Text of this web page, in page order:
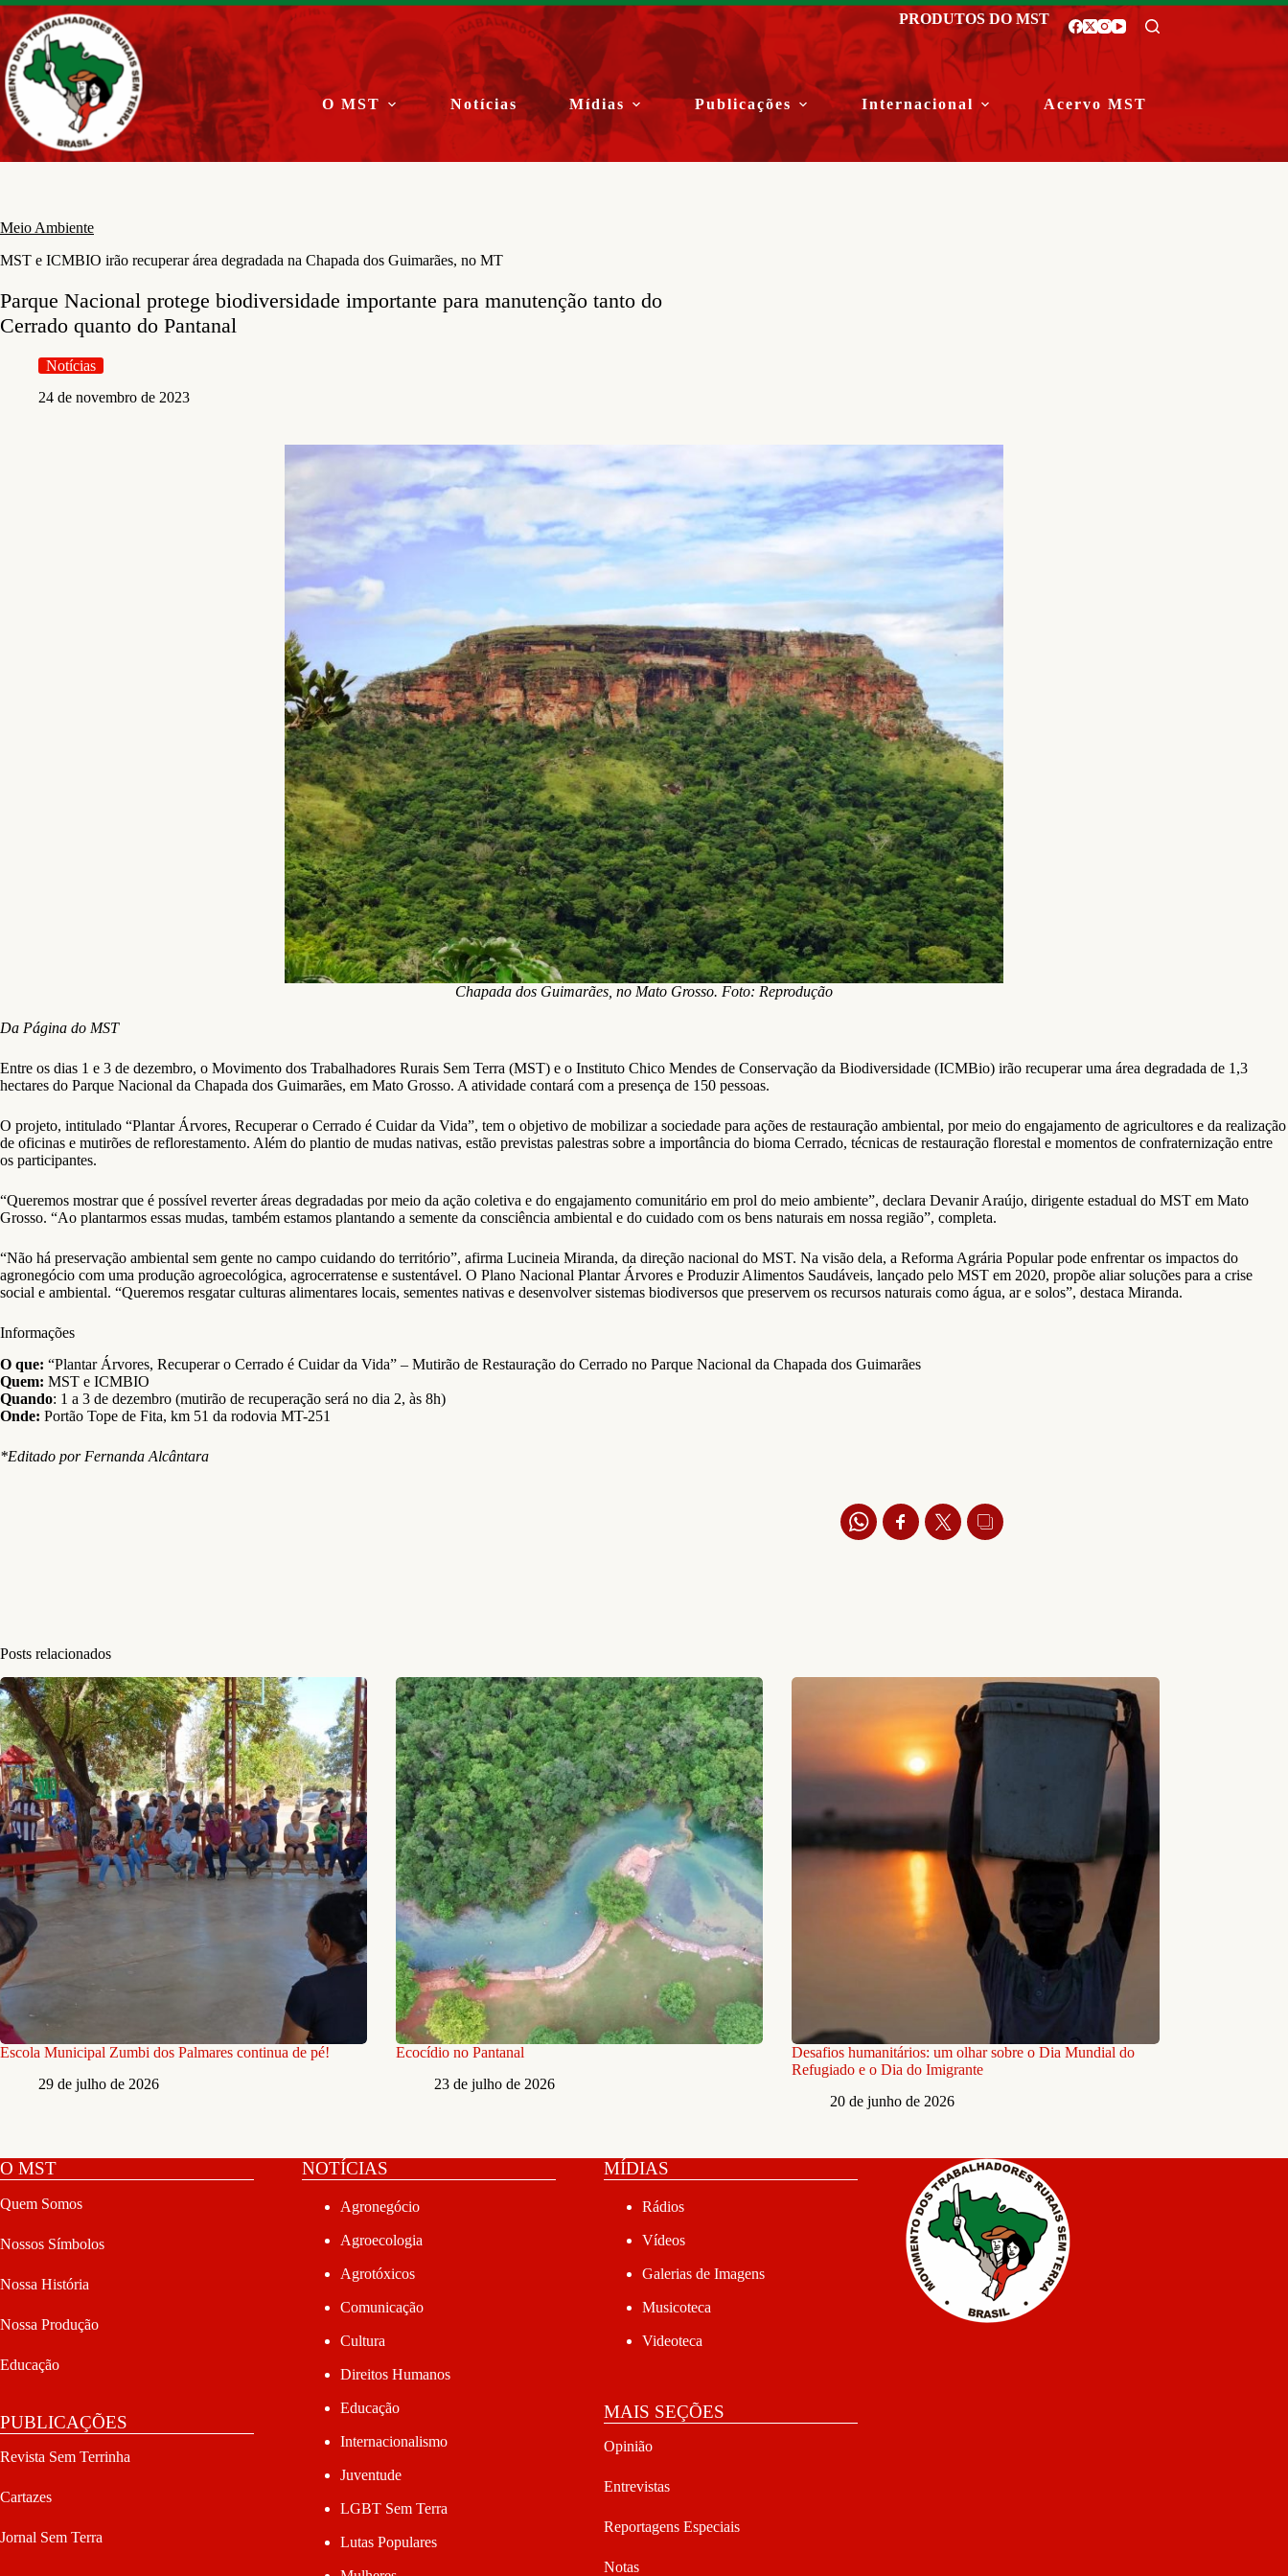
Pular
para
o
conteúdo
PRODUTOS DO MST
O MST Notícias Mídias Publicações Internacional Acervo MST
Meio Ambiente
MST e ICMBIO irão recuperar área degradada na Chapada dos Guimarães, no MT
Parque Nacional protege biodiversidade importante para manutenção tanto do
Cerrado quanto do Pantanal
Notícias
24 de novembro de 2023
Chapada dos Guimarães, no Mato Grosso. Foto: Reprodução
Da Página do MST
Entre os dias 1 e 3 de dezembro, o Movimento dos Trabalhadores Rurais Sem Terra (MST) e o Instituto Chico Mendes de Conservação da Biodiversidade (ICMBio) irão recuperar uma área degradada de 1,3
hectares do Parque Nacional da Chapada dos Guimarães, em Mato Grosso. A atividade contará com a presença de 150 pessoas.
O projeto, intitulado “Plantar Árvores, Recuperar o Cerrado é Cuidar da Vida”, tem o objetivo de mobilizar a sociedade para ações de restauração ambiental, por meio do engajamento de agricultores e da realização
de oficinas e mutirões de reflorestamento. Além do plantio de mudas nativas, estão previstas palestras sobre a importância do bioma Cerrado, técnicas de restauração florestal e momentos de confraternização entre
os participantes.
“Queremos mostrar que é possível reverter áreas degradadas por meio da ação coletiva e do engajamento comunitário em prol do meio ambiente”, declara Devanir Araújo, dirigente estadual do MST em Mato
Grosso. “Ao plantarmos essas mudas, também estamos plantando a semente da consciência ambiental e do cuidado com os bens naturais em nossa região”, completa.
“Não há preservação ambiental sem gente no campo cuidando do território”, afirma Lucineia Miranda, da direção nacional do MST. Na visão dela, a Reforma Agrária Popular pode enfrentar os impactos do
agronegócio com uma produção agroecológica, agrocerratense e sustentável. O Plano Nacional Plantar Árvores e Produzir Alimentos Saudáveis, lançado pelo MST em 2020, propõe aliar soluções para a crise
social e ambiental. “Queremos resgatar culturas alimentares locais, sementes nativas e desenvolver sistemas biodiversos que preservem os recursos naturais como água, ar e solos”, destaca Miranda.
Informações
O que: “Plantar Árvores, Recuperar o Cerrado é Cuidar da Vida” – Mutirão de Restauração do Cerrado no Parque Nacional da Chapada dos Guimarães
Quem: MST e ICMBIO
Quando: 1 a 3 de dezembro (mutirão de recuperação será no dia 2, às 8h)
Onde: Portão Tope de Fita, km 51 da rodovia MT-251
*Editado por Fernanda Alcântara
Posts relacionados
Escola Municipal Zumbi dos Palmares continua de pé!
29 de julho de 2026
Ecocídio no Pantanal
23 de julho de 2026
Desafios humanitários: um olhar sobre o Dia Mundial do
Refugiado e o Dia do Imigrante
20 de junho de 2026
O MST
Quem Somos
Nossos Símbolos
Nossa História
Nossa Produção
Educação
PUBLICAÇÕES
Revista Sem Terrinha
Cartazes
Jornal Sem Terra
NOTÍCIAS
Agronegócio
Agroecologia
Agrotóxicos
Comunicação
Cultura
Direitos Humanos
Educação
Internacionalismo
Juventude
LGBT Sem Terra
Lutas Populares
MÍDIAS
Rádios
Vídeos
Galerias de Imagens
Musicoteca
Videoteca
MAIS SEÇÕES
Opinião
Entrevistas
Reportagens Especiais
Notas